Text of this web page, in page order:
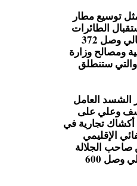
توسيع مطار
مليون درهم، لاستقبال الطائرات
ذات الحجم الكبير، وتأهيل مراكز 19 جماعة ترابية بغلاف مالي وصل 372
ومصالح وزارة
والتي ستنطلق
الشسد العامل
وعلي على
مع إحداث أكشاك تجارية في
الإقليمي
سامية من صاحب الجلالة
الملك محمد السادس نصره الله، والذي خصص له مبلغ مالي وصل 600